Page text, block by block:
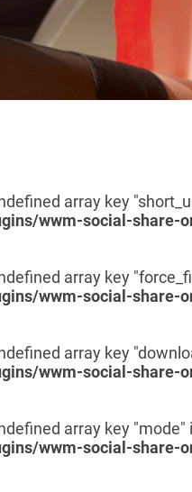
array key
wwm-social-share-
array key
wwm-social-share-
array key
wwm-social-share-
array key "mode"
wwm-social-share-